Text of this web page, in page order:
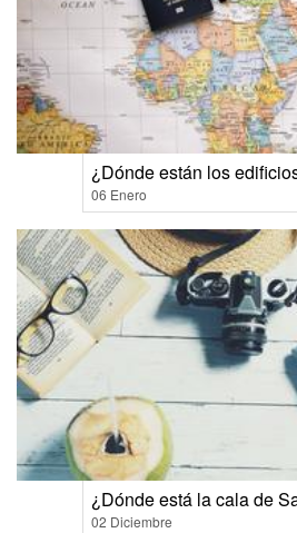
¿Dónde están los
06 Enero
¿Dónde está la cala de
02 Diciembre